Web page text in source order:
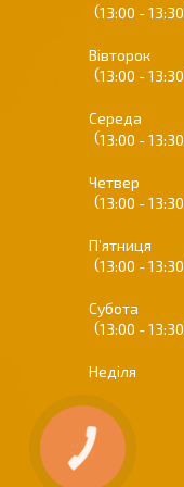
13:00
13:30
Вівторок
13:00
13:30
Середа
13:00
13:30
Четвер
13:00
13:30
Пʼятниця
13:00
13:30
Субота
13:00
13:30
Неділя